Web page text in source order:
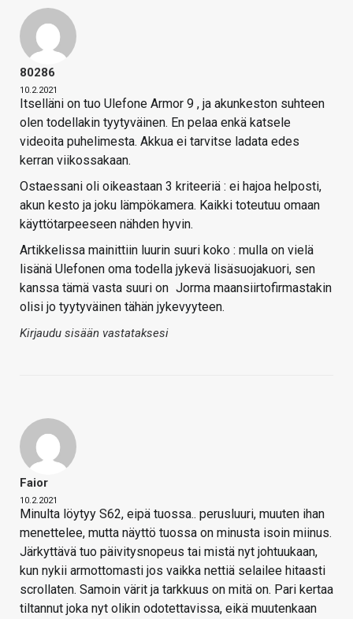
80286
10.2.2021
Itselläni on tuo Ulefone Armor 9 , ja akunkeston suhteen
olen todellakin tyytyväinen. En pelaa enkä katsele
videoita puhelimesta. Akkua ei tarvitse ladata edes
kerran viikossakaan.
Ostaessani oli oikeastaan 3 kriteeriä : ei hajoa helposti,
akun kesto ja joku lämpökamera. Kaikki toteutuu omaan
käyttötarpeeseen nähden hyvin.
Artikkelissa mainittiin luurin suuri koko : mulla on vielä
lisänä Ulefonen oma todella jykevä lisäsuojakuori, sen
kanssa tämä vasta suuri on Jorma maansiirtofirmastakin
olisi jo tyytyväinen tähän jykevyyteen.
Kirjaudu sisään vastataksesi
Faior
10.2.2021
Minulta löytyy S62, eipä tuossa.. perusluuri, muuten ihan
menettelee, mutta näyttö tuossa on minusta isoin miinus.
Järkyttävä tuo päivitysnopeus tai mistä nyt johtuukaan,
kun nykii armottomasti jos vaikka nettiä selailee hitaasti
scrollaten. Samoin värit ja tarkkuus on mitä on. Pari kertaa
tiltannut joka nyt olikin odotettavissa, eikä muutenkaan